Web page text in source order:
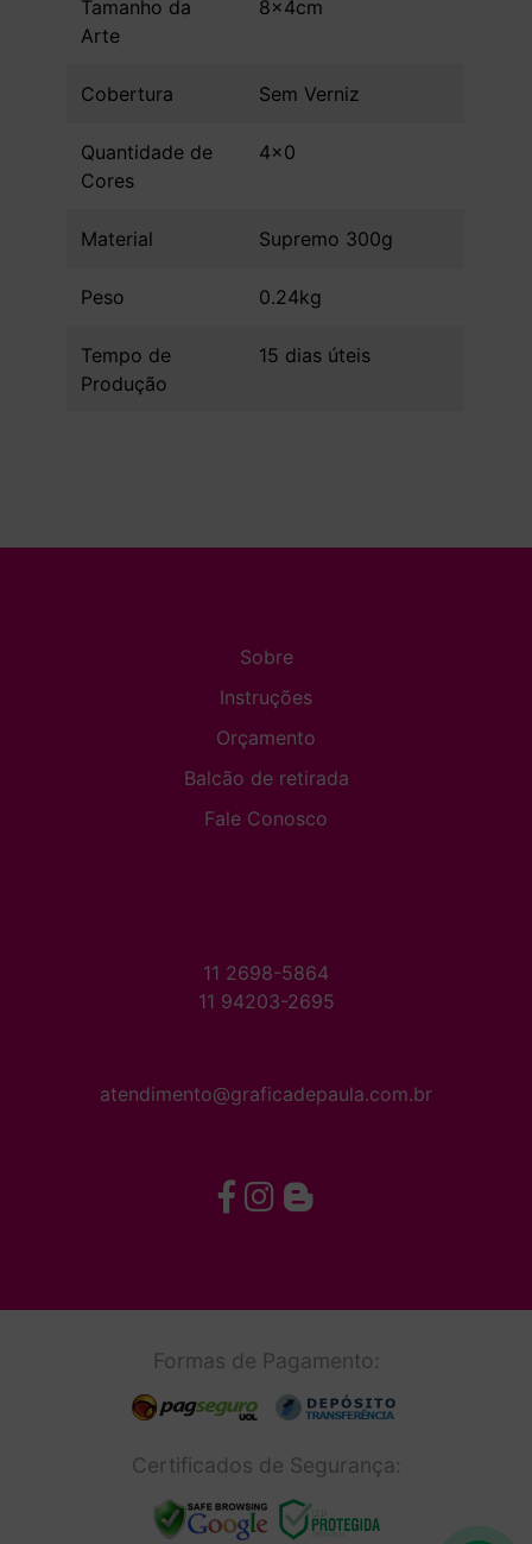
Tamanho da
Arte
8x4cm
Cobertura Sem Verniz
Quantidade de
Cores
4x0
Material Supremo 300g
Peso 0.24kg
Tempo de
Produção
15 dias úteis
Sobre
Instruções
Orçamento
Balcão de retirada
Fale Conosco
11 2698-5864
11 94203-2695
atendimento@graficadepaula.com.br
Formas de Pagamento:
Certificados de Segurança: